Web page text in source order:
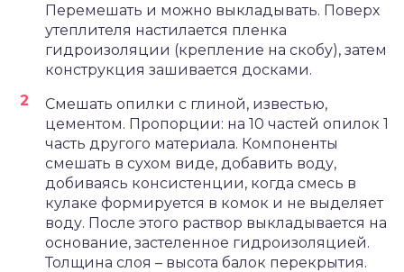
Перемешать и можно выкладывать. Поверх
утеплителя настилается пленка
гидроизоляции (крепление на скобу), затем
конструкция зашивается досками.
Смешать опилки с глиной, известью,
цементом. Пропорции: на 10 частей опилок 1
часть другого материала. Компоненты
смешать в сухом виде, добавить воду,
добиваясь консистенции, когда смесь в
кулаке формируется в комок и не выделяет
воду. После этого раствор выкладывается на
основание, застеленное гидроизоляцией.
Толщина слоя – высота балок перекрытия.